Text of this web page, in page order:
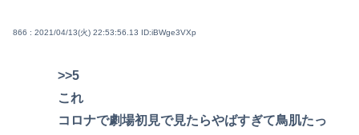
866 : 2021/04/13(火) 22:53:56.13 ID:iBWge3VXp
>>5
これ
コロナで劇場初見で見たらやばすぎて鳥肌たっ